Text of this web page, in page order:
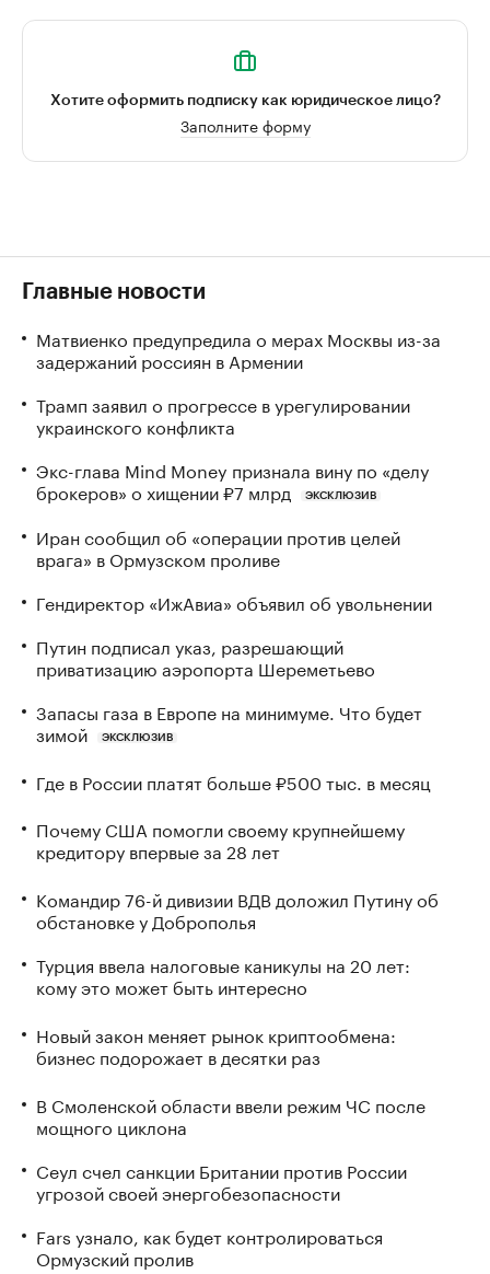
Хотите оформить подписку как юридическое лицо?
Заполните форму
Главные новости
Матвиенко предупредила о мерах Москвы из-за
задержаний россиян в Армении
Трамп заявил о прогрессе в урегулировании
украинского конфликта
Экс-глава Mind Money признала вину по «делу
брокеров» о хищении ₽7 млрд
ЭКСКЛЮЗИВ
Иран сообщил об «операции против целей
врага» в Ормузском проливе
Гендиректор «ИжАвиа» объявил об увольнении
Путин подписал указ, разрешающий
приватизацию аэропорта Шереметьево
Запасы газа в Европе на минимуме. Что будет
зимой
ЭКСКЛЮЗИВ
Где в России платят больше ₽500 тыс. в месяц
Почему США помогли своему крупнейшему
кредитору впервые за 28 лет
Командир 76-й дивизии ВДВ доложил Путину об
обстановке у Доброполья
Турция ввела налоговые каникулы на 20 лет:
кому это может быть интересно
Новый закон меняет рынок криптообмена:
бизнес подорожает в десятки раз
В Смоленской области ввели режим ЧС после
мощного циклона
Сеул счел санкции Британии против России
угрозой своей энергобезопасности
Fars узнало, как будет контролироваться
Ормузский пролив